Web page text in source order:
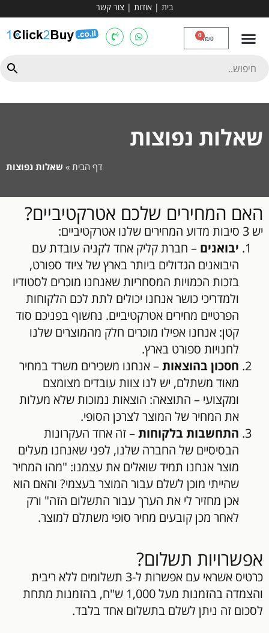
בית | אודות | צור קשר
₪0
0
שאלות נפוצות
דף הבית » שאלות נפוצות
האם המחירים שלכם אטרקטיביים?
יש 3 סיבות מדוע המחירים שלנו אטרקטיביים:
יבואנים – חברת קליק אחד לקניה עובדת עם
היבואנים הגדולים ביותר בארץ של ציוד ספורט,
בזכות הכמויות המסחריות שאנחנו מוכרים לסטודיו
ולמדריכי כושר אנחנו יכולים לתת לכם הלקוחות
הפרטיים מחירים אטרקטיביים. נחשוף בפניכם סוד
קטן: אנחנו אפילו מוכרים חלק מהמוצרים שלנו
לחנויות ספורט בארץ.
חסכון בהוצאות– אנחנו משכירים משרד במחיר
מאוד משתלם, יש לנו צוות עובדים מצומצם
ומקצועי – התוצאה: הוצאות נמוכות שלא מעלות
את המחיר של המוצר לצרכן הסופי.
התחשבות בלקוחות– זה אחד העקרונות
הבסיסיים של החברה שלנו, לפני שאנחנו מעלים
מוצר אנחנו תמיד שואלים את עצמנו: "מהו המחיר
שהייתי מוכן לשלם עבור המוצר בעצמי? והאם הוא
אכן מחזיר לי את הערך עבור התשלום הזה" ורק
לאחר מכן קובעים מחיר סופי משתלם למוצר.
אפשרויות תשלום?
כרטיס אשראי עם אפשרות ל-3 תשלומים ללא ריבית
והצמדה בהזמנות מעל 1,000 ש"ח, בהזמנות מתחת
לסכום זה ניתן לשלם בתשלום אחד בלבד.